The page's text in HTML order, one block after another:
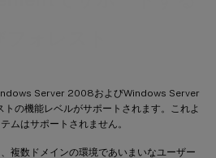
Server 2008およびWindows Server
の機能レベルがサポートされます。これよ
ムはサポートされません。
複数ドメインの環境であいまいなユーザー